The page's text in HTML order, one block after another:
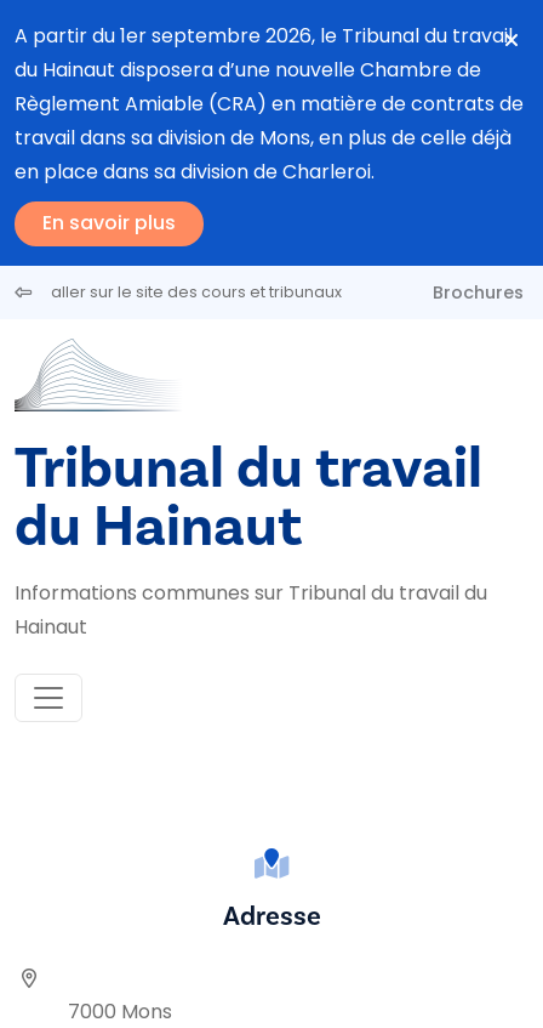
A partir du 1er septembre 2026, le Tribunal du travail
du Hainaut disposera d’une nouvelle Chambre de
Règlement Amiable (CRA) en matière de contrats de
travail dans sa division de Mons, en plus de celle déjà
en place dans sa division de Charleroi.
En savoir plus
aller sur le site des cours et tribunaux Brochures
Tribunal du travail
du Hainaut
Informations communes sur Tribunal du travail du
Hainaut
Adresse
7000 Mons